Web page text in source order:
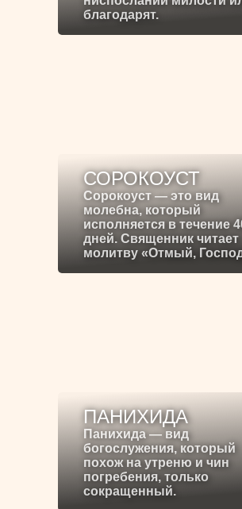
благодарят.
СОРОКОУСТ
Сорокоуст — это вид
молебна, который
исполняется в течение
дней. Священник читает
молитву «Отмый,
ПАНИХИДА
Панихида — вид
богослужения, который
похож на утреню и чин
погребения, только
сокращенный.